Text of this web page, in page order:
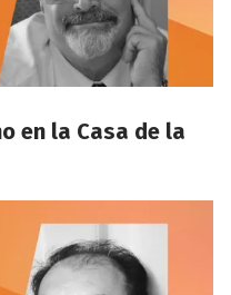
en la Casa de la